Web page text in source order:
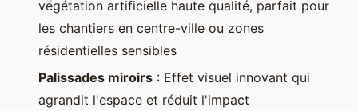
végétation artificielle haute qualité, parfait pour
les chantiers en centre-ville ou zones
résidentielles sensibles
Palissades miroirs : Effet visuel innovant qui
agrandit l'espace et réduit l'impact